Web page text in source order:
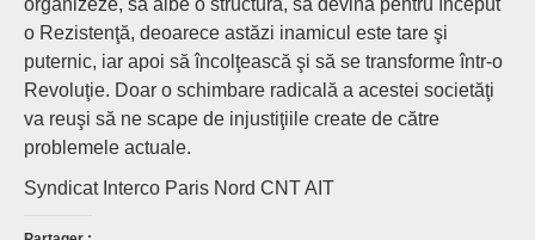
organizeze, să aibe o structură, să devină pentru început
o Rezistenţă, deoarece astăzi inamicul este tare şi
puternic, iar apoi să încolţească şi să se transforme într-o
Revoluţie. Doar o schimbare radicală a acestei societăţi
va reuşi să ne scape de injustiţiile create de către
problemele actuale.
Syndicat Interco Paris Nord CNT AIT